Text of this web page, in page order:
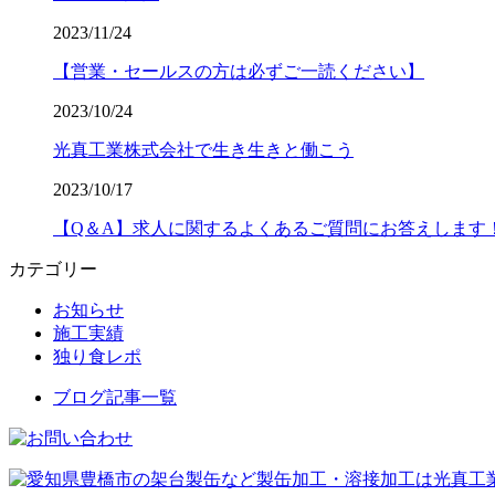
2023/11/24
【営業・セールスの方は必ずご一読ください】
2023/10/24
光真工業株式会社で生き生きと働こう
2023/10/17
【Q＆A】求人に関するよくあるご質問にお答えします
カテゴリー
お知らせ
施工実績
独り食レポ
ブログ記事一覧